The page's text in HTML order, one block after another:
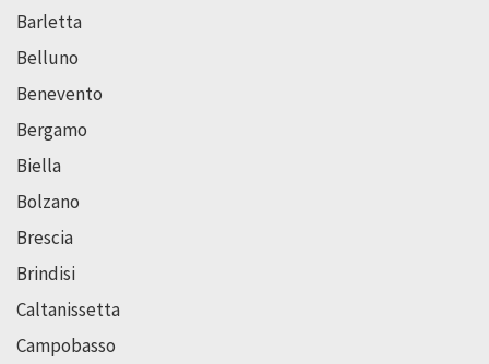
Barletta
Belluno
Benevento
Bergamo
Biella
Bolzano
Brescia
Brindisi
Caltanissetta
Campobasso